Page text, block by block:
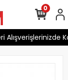
Alışverişlerinizde
0